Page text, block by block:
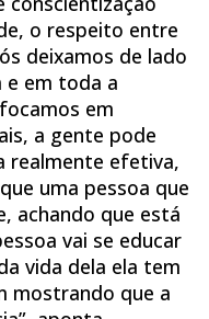
o respeito entre
deixamos de lado
e em toda a
em
a gente pode
realmente efetiva,
uma pessoa que
achando que está
vai se educar
vida dela ela tem
mostrando que a